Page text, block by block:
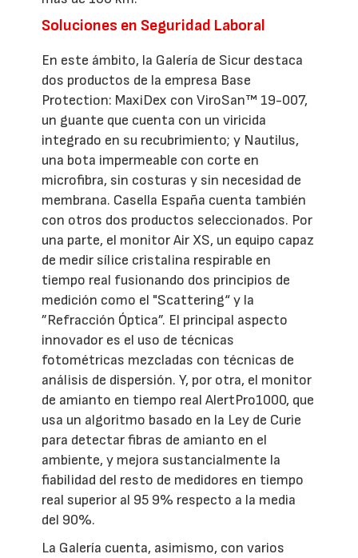
Soluciones en Seguridad Laboral
En este ámbito, la Galería de Sicur destaca
dos productos de la empresa Base
Protection: MaxiDex con ViroSan™ 19-007,
un guante que cuenta con un viricida
integrado en su recubrimiento; y Nautilus,
una bota impermeable con corte en
microfibra, sin costuras y sin necesidad de
membrana. Casella España cuenta también
con otros dos productos seleccionados. Por
una parte, el monitor Air XS, un equipo capaz
de medir sílice cristalina respirable en
tiempo real fusionando dos principios de
medición como el "Scattering“ y la
”Refracción Óptica”. El principal aspecto
innovador es el uso de técnicas
fotométricas mezcladas con técnicas de
análisis de dispersión. Y, por otra, el monitor
de amianto en tiempo real AlertPro1000, que
usa un algoritmo basado en la Ley de Curie
para detectar fibras de amianto en el
ambiente, y mejora sustancialmente la
fiabilidad del resto de medidores en tiempo
real superior al 95 9% respecto a la media
del 90%.
La Galería cuenta, asimismo, con varios